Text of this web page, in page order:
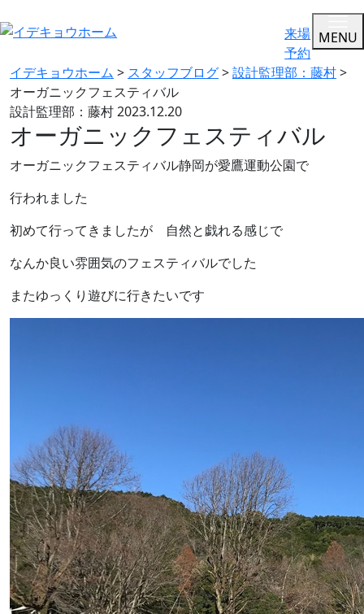
来場
予約
MENU
イデキョウホーム > スタッフブログ>設計監理部：藤村>
オーガニックフェスティバル
設計監理部：藤村2023.12.20
オーガニックフェスティバル
オーガニックフェスティバル静岡が愛鷹運動公園で
行われました
初めて行ってきましたが 自然と戯れる感じで
なんか良い雰囲気のフェスティバルでした
またゆっくり遊びに行きたいです